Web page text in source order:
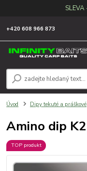
+420 608 966 873
Úvod Dipy tekuté a práškové
Amino dip K2
TOP produkt